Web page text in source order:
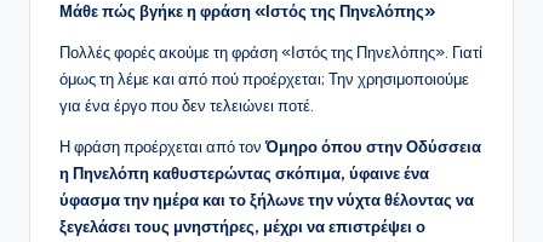
Μάθε πώς βγήκε η φράση «Ιστός της Πηνελόπης»
Πολλές φορές ακούμε τη φράση «Ιστός της Πηνελόπης». Γιατί
όμως τη λέμε και από πού προέρχεται; Την χρησιμοποιούμε
για ένα έργο που δεν τελειώνει ποτέ.
Η φράση προέρχεται από τονΌμηρο όπου στην Οδύσσεια
η Πηνελόπη καθυστερώντας σκόπιμα, ύφαινε ένα
ύφασμα την ημέρα και το ξήλωνε την νύχτα θέλοντας να
ξεγελάσει τους μνηστήρες, μέχρι να επιστρέψει ο